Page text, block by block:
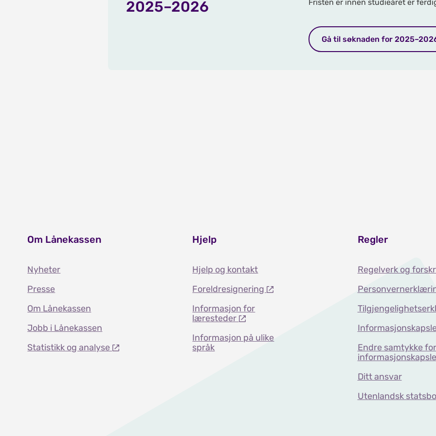
2025–2026 Fristen er innen studieåret er
Gå til søknaden for
Om Lånekassen
Nyheter
Presse
Om Lånekassen
Jobb i Lånekassen
Statistikk og analyse
Hjelp
Hjelp og kontakt
Foreldresignering
Informasjon for
læresteder
Informasjon på ulike
språk
Regler
Regelverk og
Endre samtykke for
Ditt ansvar
Utenlandsk